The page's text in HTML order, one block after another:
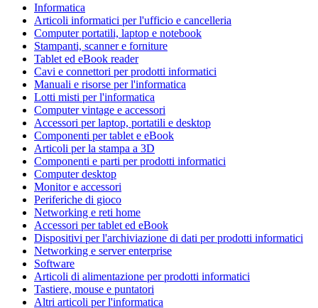
Informatica
Articoli informatici per l'ufficio e cancelleria
Computer portatili, laptop e notebook
Stampanti, scanner e forniture
Tablet ed eBook reader
Cavi e connettori per prodotti informatici
Manuali e risorse per l'informatica
Lotti misti per l'informatica
Computer vintage e accessori
Accessori per laptop, portatili e desktop
Componenti per tablet e eBook
Articoli per la stampa a 3D
Componenti e parti per prodotti informatici
Computer desktop
Monitor e accessori
Periferiche di gioco
Networking e reti home
Accessori per tablet ed eBook
Dispositivi per l'archiviazione di dati per prodotti informatici
Networking e server enterprise
Software
Articoli di alimentazione per prodotti informatici
Tastiere, mouse e puntatori
Altri articoli per l'informatica